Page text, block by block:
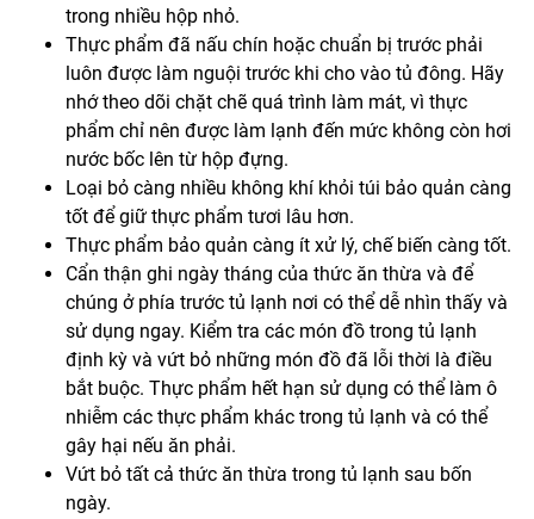
trong nhiều hộp nhỏ.
Thực phẩm đã nấu chín hoặc chuẩn bị trước phải
luôn được làm nguội trước khi cho vào tủ đông. Hãy
nhớ theo dõi chặt chẽ quá trình làm mát, vì thực
phẩm chỉ nên được làm lạnh đến mức không còn hơi
nước bốc lên từ hộp đựng.
Loại bỏ càng nhiều không khí khỏi túi bảo quản càng
tốt để giữ thực phẩm tươi lâu hơn.
Thực phẩm bảo quản càng ít xử lý, chế biến càng tốt.
Cẩn thận ghi ngày tháng của thức ăn thừa và để
chúng ở phía trước tủ lạnh nơi có thể dễ nhìn thấy và
sử dụng ngay. Kiểm tra các món đồ trong tủ lạnh
định kỳ và vứt bỏ những món đồ đã lỗi thời là điều
bắt buộc. Thực phẩm hết hạn sử dụng có thể làm ô
nhiễm các thực phẩm khác trong tủ lạnh và có thể
gây hại nếu ăn phải.
Vứt bỏ tất cả thức ăn thừa trong tủ lạnh sau bốn
ngày.